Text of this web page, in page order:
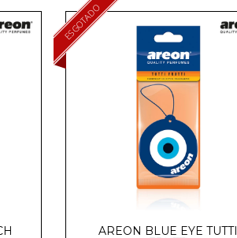
ESGOTADO
AREON BLUE EYE TUTTI